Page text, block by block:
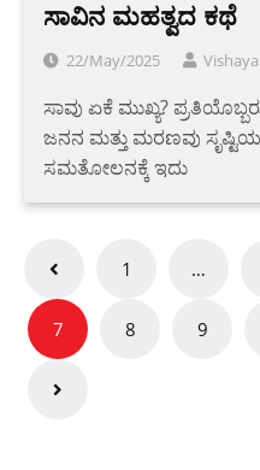
ಸಾವಿನ ಮಹತ್ವದ ಕಥೆ
22/May/2025 Vishaya
ಸಾವು ಏಕೆ ಮುಖ್ಯ?
ಜನನ ಮತ್ತು ಮರಣವು
ಸಮತೋಲನಕ್ಕೆ ಇದು
Posts
pagination
1 …
7 8 9